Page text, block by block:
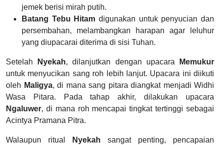
jemek berisi mirah putih.
Batang Tebu Hitamdigunakan untuk penyucian dan
persembahan, melambangkan harapan agar leluhur
yang diupacarai diterima di sisi Tuhan.
Setelah Nyekah, dilanjutkan dengan upacara
Memukur
untuk menyucikan sang roh lebih lanjut. Upacara ini diikuti
oleh Maligya, di mana sang pitara diangkat menjadi Widhi
Wasa Pitara. Pada tahap akhir, dilakukan upacara
Ngaluwer, di mana roh mencapai tingkat tertinggi sebagai
Acintya Pramana Pitra.
Walaupun ritual Nyekah sangat penting, pencapaian